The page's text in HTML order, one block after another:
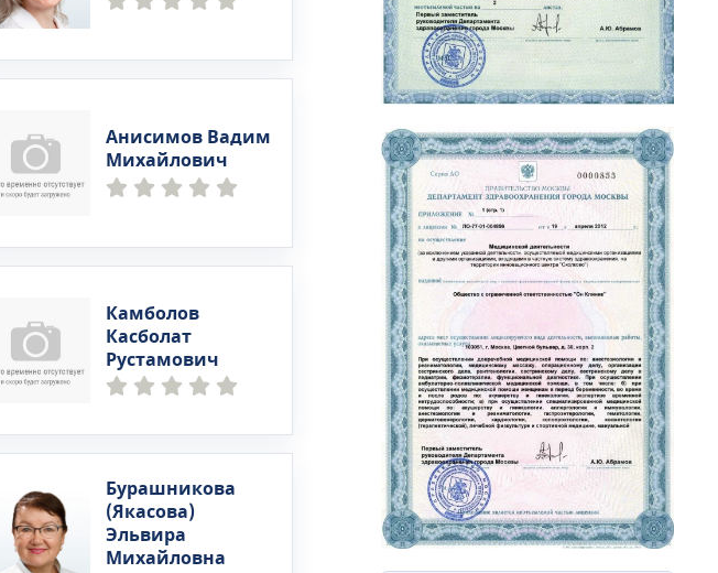
Анисимов Вадим
Михайлович
Камболов
Касболат
Рустамович
Бурашникова
(Якасова)
Эльвира
Михайловна